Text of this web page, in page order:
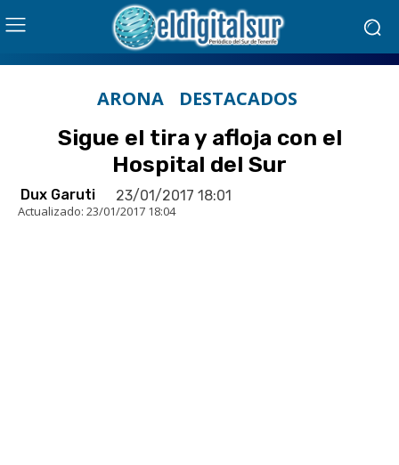
ARONA DESTACADOS
Sigue el tira y afloja con el
Hospital del Sur
Dux Garuti 23/01/2017 18:01
Actualizado: 23/01/2017 18:04